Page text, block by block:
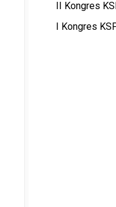
II Kongres
I Kongres